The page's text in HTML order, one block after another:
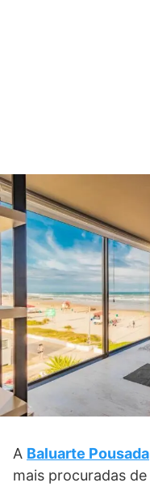
A Baluarte Pousada
mais procuradas de